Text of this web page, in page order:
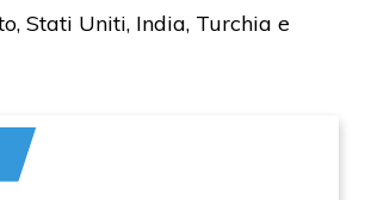
Stati Uniti, India, Turchia e